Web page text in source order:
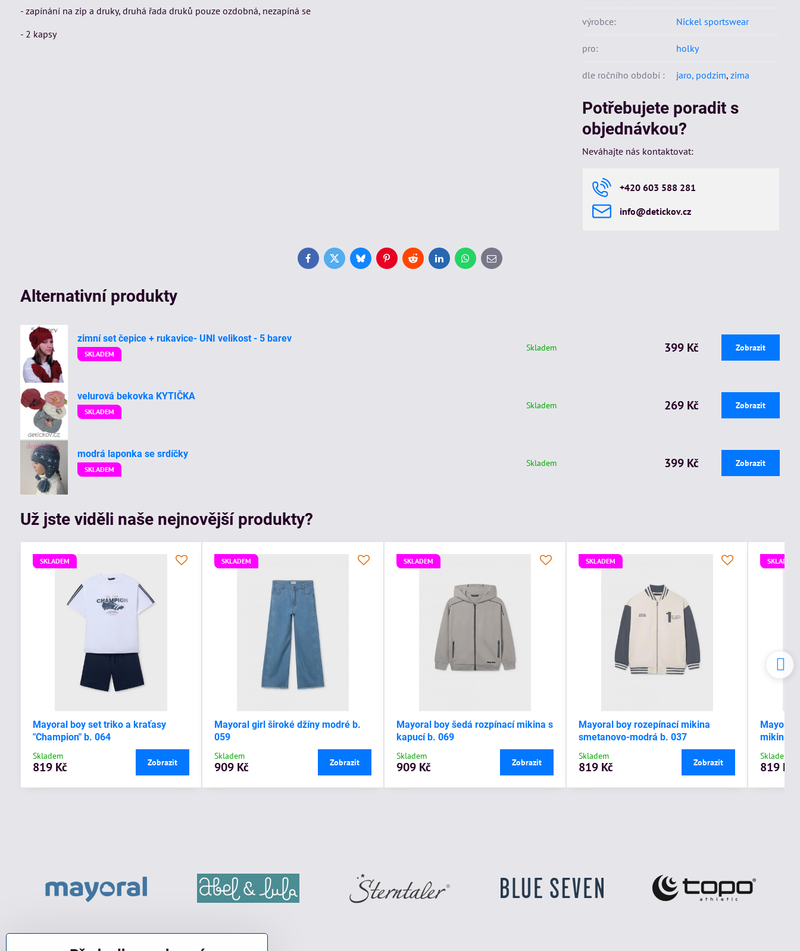
- zapínání na zip a druky, druhá řada druků pouze ozdobná, nezapíná se
- 2 kapsy
výrobce: Nickel sportswear
pro: holky
dle ročního období : jaro, podzim,zima
Potřebujete poradit s
objednávkou?
Neváhajte nás kontaktovat:
+420 603 588 281
info​@detickov​.cz
FacebookTwitterBlueskyPinterestRedditLinkedInWhatsApp
E-
mail
Alternativní produkty
zimní set čepice + rukavice- UNI velikost - 5 barev
SKLADEM
Skladem 399 Kč Zobrazit
velurová bekovka KYTIČKA
SKLADEM
Skladem 269 Kč Zobrazit
modrá laponka se srdíčky
SKLADEM
Skladem 399 Kč Zobrazit
Už jste viděli naše nejnovější produkty?
SKLADEM
Mayoral boy set triko a kraťasy
"Champion" b. 064
Skladem
819 Kč Zobrazit
SKLADEM
Mayoral girl široké džíny modré b.
059
Skladem
909 Kč Zobrazit
SKLADEM
Mayoral boy šedá rozpínací mikina s
kapucí b. 069
Skladem
909 Kč Zobrazit
SKLADEM
Mayoral boy rozepínací mikina
smetanovo-modrá b. 037
Skladem
819 Kč Zobrazit
SKLADEM
Mayoral
mikina s
Skladem
819 Kč